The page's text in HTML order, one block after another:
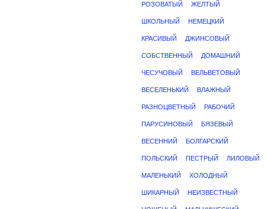
РОЗОВАТЫЙ ЖЕЛТЫЙ
ШКОЛЬНЫЙ НЕМЕЦКИЙ
КРАСИВЫЙ ДЖИНСОВЫЙ
СОБСТВЕННЫЙ ДОМАШНИЙ
ЧЕСУЧОВЫЙ ВЕЛЬВЕТОВЫЙ
ВЕСЕЛЕНЬКИЙ ВЛАЖНЫЙ
РАЗНОЦВЕТНЫЙ РАБОЧИЙ
ПАРУСИНОВЫЙ БЯЗЕВЫЙ
ВЕСЕННИЙ БОЛГАРСКИЙ
ПОЛЬСКИЙ ПЕСТРЫЙ ЛИЛОВЫЙ
МАЛЕНЬКИЙ ХОЛОДНЫЙ
ШИКАРНЫЙ НЕИЗВЕСТНЫЙ